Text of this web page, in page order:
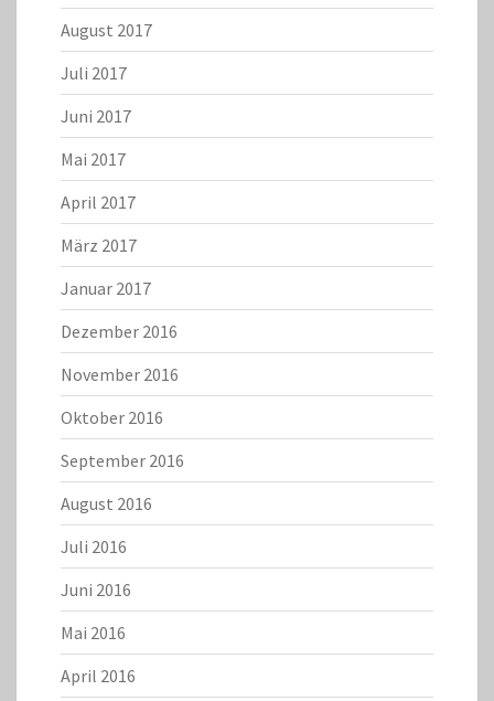
August 2017
Juli 2017
Juni 2017
Mai 2017
April 2017
März 2017
Januar 2017
Dezember 2016
November 2016
Oktober 2016
September 2016
August 2016
Juli 2016
Juni 2016
Mai 2016
April 2016